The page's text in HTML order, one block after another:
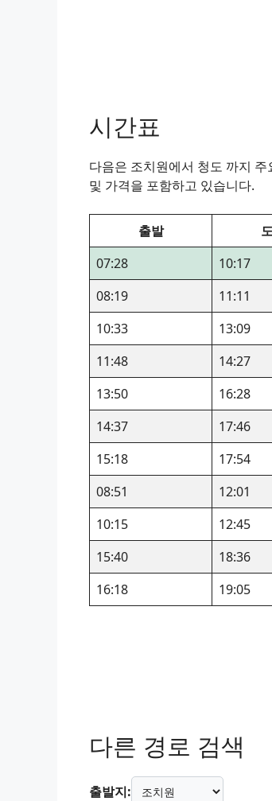
시간표
다음은 조치원에서 청도 까지
및 가격을 포함하고 있습니다.
출발
07:28
10:17
08:19
11:11
10:33
13:09
11:48
14:27
13:50
16:28
14:37
17:46
15:18
17:54
08:51
12:01
10:15
12:45
15:40
18:36
16:18
19:05
다른 경로 검색
출발지: